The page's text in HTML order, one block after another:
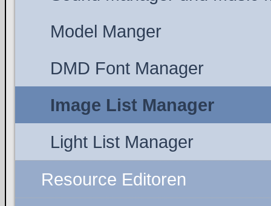
Model Manger
DMD Font Manager
Image List Manager
Light List Manager
Resource Editoren